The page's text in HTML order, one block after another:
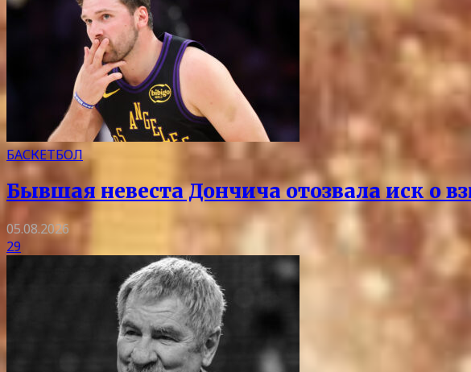
БАСКЕТБОЛ
Бывшая невеста Дончича отозвала иск о
05.08.2026
29